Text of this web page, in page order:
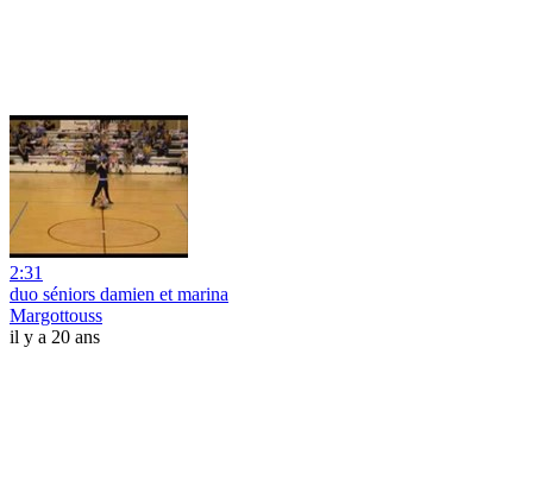
2:31
duo séniors damien et marina
Margottouss
il y a 20 ans